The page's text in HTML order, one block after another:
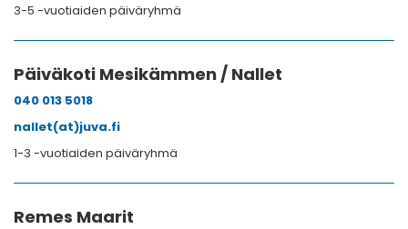
3-5 -vuotiaiden päiväryhmä
Päiväkoti Mesikämmen / Nallet
040 013 5018
nallet(at)juva.fi
1-3 -vuotiaiden päiväryhmä
Remes Maarit